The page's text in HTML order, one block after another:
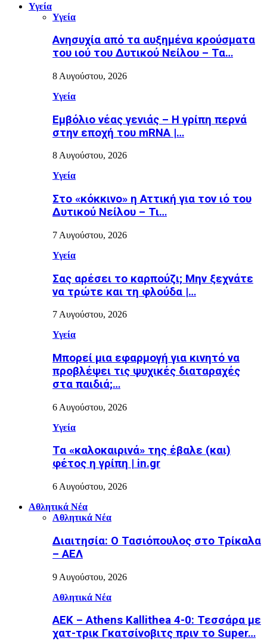
Υγεία
Υγεία
Ανησυχία από τα αυξημένα κρούσματα
του ιού του Δυτικού Νείλου – Τα…
8 Αυγούστου, 2026
Υγεία
Εµβόλιο νέας γενιάς – Η γρίπη περνά
στην εποχή του mRNA |…
8 Αυγούστου, 2026
Υγεία
Στο «κόκκινο» η Αττική για τον ιό του
Δυτικού Νείλου – Τι…
7 Αυγούστου, 2026
Υγεία
Σας αρέσει το καρπούζι; Μην ξεχνάτε
να τρώτε και τη φλούδα |…
7 Αυγούστου, 2026
Υγεία
Μπορεί μια εφαρμογή για κινητό να
προβλέψει τις ψυχικές διαταραχές
στα παιδιά;…
6 Αυγούστου, 2026
Υγεία
Τα «καλοκαιρινά» της έβαλε (και)
φέτος η γρίπη | in.gr
6 Αυγούστου, 2026
Αθλητικά Νέα
Αθλητικά Νέα
Διαιτησία: Ο Τασιόπουλος στο Τρίκαλα
– ΑΕΛ
9 Αυγούστου, 2026
Αθλητικά Νέα
ΑΕΚ – Athens Kallithea 4-0: Τεσσάρα με
χατ-τρικ Γκατσίνοβιτς πριν το Super…